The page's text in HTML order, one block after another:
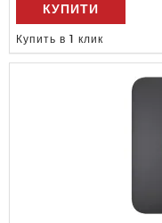
КУПИТИ
Купить в 1 клик